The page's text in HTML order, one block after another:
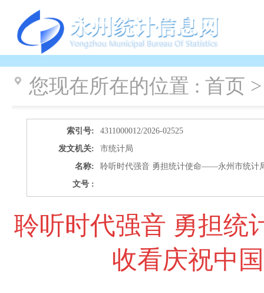
您现在所在的位置 : 首页
索引号:
4311000012/2026-02525
发文机关:
市统计局
名称:
聆听时代强音 勇担统计使命——永州市统计
文号 :
聆听时代强音 勇担
收看庆祝中